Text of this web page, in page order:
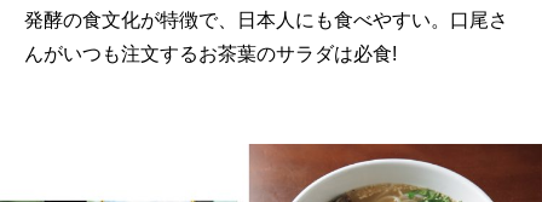
発酵の食文化が特徴で、日本人にも食べやすい。口尾さ
んがいつも注文するお茶葉のサラダは必食!